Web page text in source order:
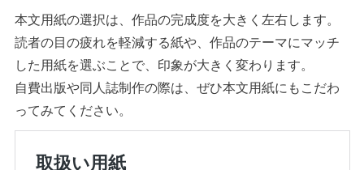
本文用紙の選択は、作品の完成度を大きく左右します。
読者の目の疲れを軽減する紙や、作品のテーマにマッチ
した用紙を選ぶことで、印象が大きく変わります。
自費出版や同人誌制作の際は、ぜひ本文用紙にもこだわ
ってみてください。